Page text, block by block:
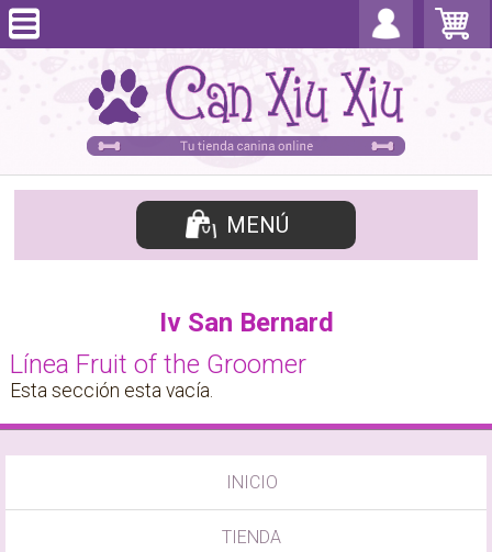
MENÚ
Iv San Bernard
Línea Fruit of the Groomer
Esta sección esta vacía.
INICIO
TIENDA